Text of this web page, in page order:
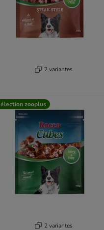
2 variantes
zooplus
2 variantes